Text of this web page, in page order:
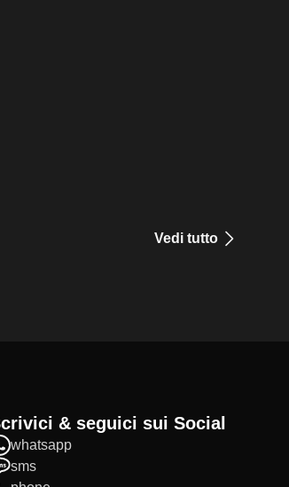
Vedi tutto
Scrivici & seguici sui Social
whatsapp
sms